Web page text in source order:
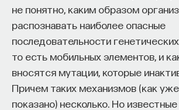
не понятно, каким образом
распознавать наиболее опасные
последовательности
то есть мобильных элементов, и
вносятся мутации, которые
Причем таких механизмов (как
показано) несколько. Но